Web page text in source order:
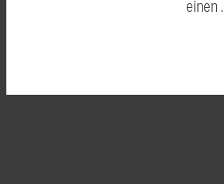
einen